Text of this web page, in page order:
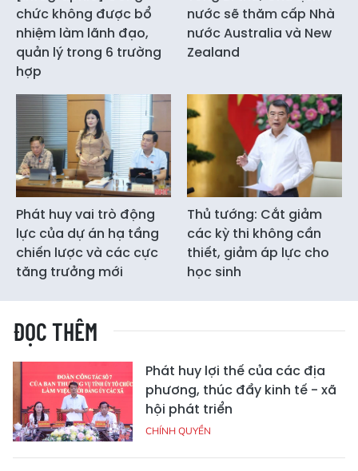
chức không được bổ
nhiệm làm lãnh đạo,
quản lý trong 6 trường
hợp
nước sẽ thăm cấp Nhà
nước Australia và New
Zealand
Phát huy vai trò động
lực của dự án hạ tầng
chiến lược và các cực
tăng trưởng mới
Thủ tướng: Cắt giảm
các kỳ thi không cần
thiết, giảm áp lực cho
học sinh
ĐỌC THÊM
Phát huy lợi thế của các địa
phương, thúc đẩy kinh tế - xã
hội phát triển
CHÍNH QUYỀN